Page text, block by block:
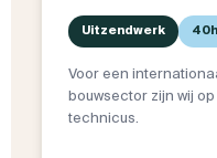
Uitzendwerk
Voor een
bouwsector zijn wij
technicus.